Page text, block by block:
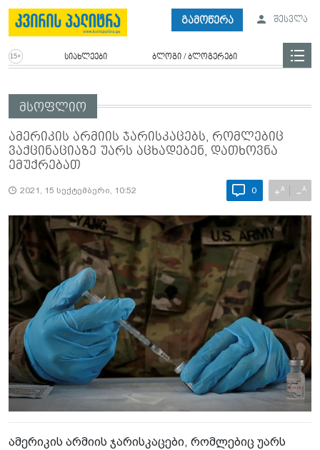
გამოწერა შესვლა
სიახლეები ბლოგი / ბლოგერები
მსოფლიო
ამერიკის არმიის ჯარისკაცებს, რომლებიც
ვაქცინაციაზე უარს აცხადებენ, დათხოვნა
ემუქრებათ
2021, 15 სექტემბერი, 10:52 0 +A −A
ამერიკის არმიის ჯარისკაცები, რომლებიც უარს